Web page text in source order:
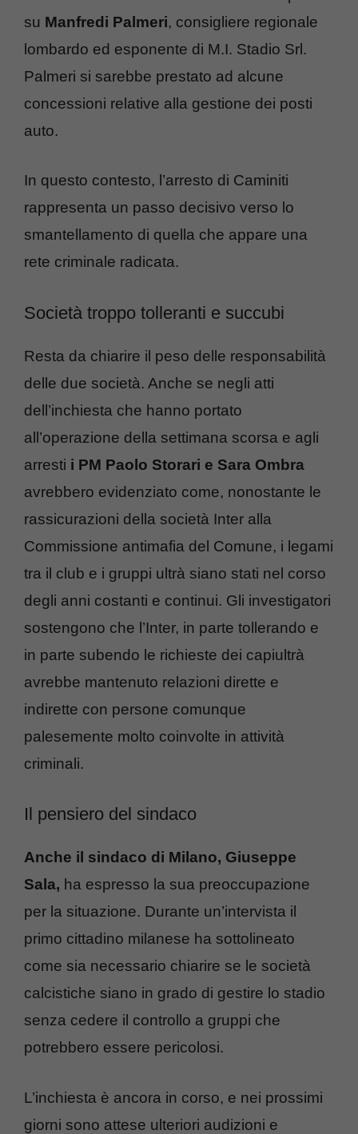
su Manfredi Palmeri, consigliere regionale
lombardo ed esponente di M.I. Stadio Srl.
Palmeri si sarebbe prestato ad alcune
concessioni relative alla gestione dei posti
auto.
In questo contesto, l’arresto di Caminiti
rappresenta un passo decisivo verso lo
smantellamento di quella che appare una
rete criminale radicata.
Società troppo tolleranti e succubi
Resta da chiarire il peso delle responsabilità
delle due società. Anche se negli atti
dell’inchiesta che hanno portato
all’operazione della settimana scorsa e agli
arresti i PM Paolo Storari e Sara Ombra
avrebbero evidenziato come, nonostante le
rassicurazioni della società Inter alla
Commissione antimafia del Comune, i legami
tra il club e i gruppi ultrà siano stati nel corso
degli anni costanti e continui. Gli investigatori
sostengono che l’Inter, in parte tollerando e
in parte subendo le richieste dei capiultrà
avrebbe mantenuto relazioni dirette e
indirette con persone comunque
palesemente molto coinvolte in attività
criminali.
Il pensiero del sindaco
Anche il sindaco di Milano, Giuseppe
Sala, ha espresso la sua preoccupazione
per la situazione. Durante un’intervista il
primo cittadino milanese ha sottolineato
come sia necessario chiarire se le società
calcistiche siano in grado di gestire lo stadio
senza cedere il controllo a gruppi che
potrebbero essere pericolosi.
L’inchiesta è ancora in corso, e nei prossimi
giorni sono attese ulteriori audizioni e